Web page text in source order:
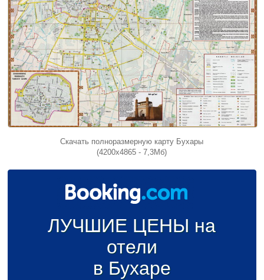
Скачать полноразмерную карту Бухары
(4200x4865 - 7,3Мб)
ЛУЧШИЕ ЦЕНЫ на
отели
в Бухаре